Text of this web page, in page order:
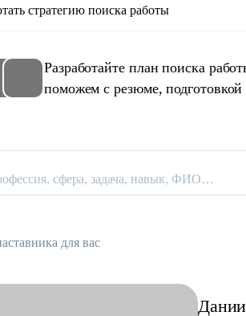
стратегию поиска работы
Разработайте план поиска
поможем с резюме,
сфера, задача, навык, ФИО…
для вас